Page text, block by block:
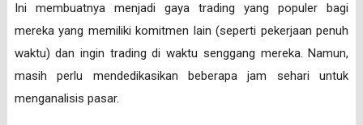
Ini membuatnya menjadi gaya trading yang populer bagi
mereka yang memiliki komitmen lain (seperti pekerjaan penuh
waktu) dan ingin trading di waktu senggang mereka. Namun,
masih perlu mendedikasikan beberapa jam sehari untuk
menganalisis pasar.